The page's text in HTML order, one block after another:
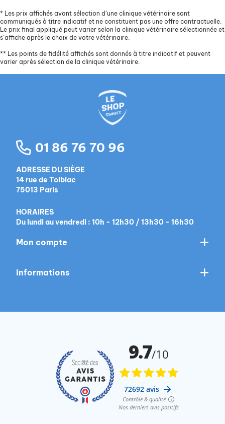
* Les prix affichés avant sélection d’une clinique vétérinaire sont
communiqués à titre indicatif et ne constituent pas une offre contractuelle.
Le prix final appliqué peut varier selon la clinique vétérinaire sélectionnée et
s’affiche après le choix de votre vétérinaire.
** Les points de fidélité affichés sont donnés à titre indicatif et peuvent
varier après sélection de la clinique vétérinaire.
01 86 76 70 96
ADRESSE DU SIÈGE
14 rue de Tolbiac
75013 Paris
HORAIRES
Du lundi au vendredi : 10h - 12h30 / 13h30 - 16h30
Mon compte
Informations